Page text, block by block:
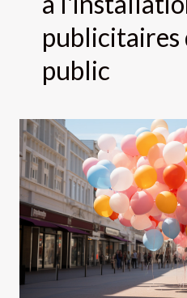
publicitaires
public